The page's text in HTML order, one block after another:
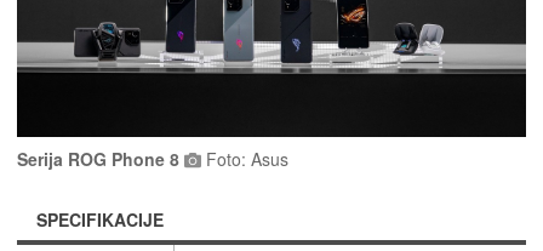
Serija ROG Phone 8 Foto: Asus
SPECIFIKACIJE